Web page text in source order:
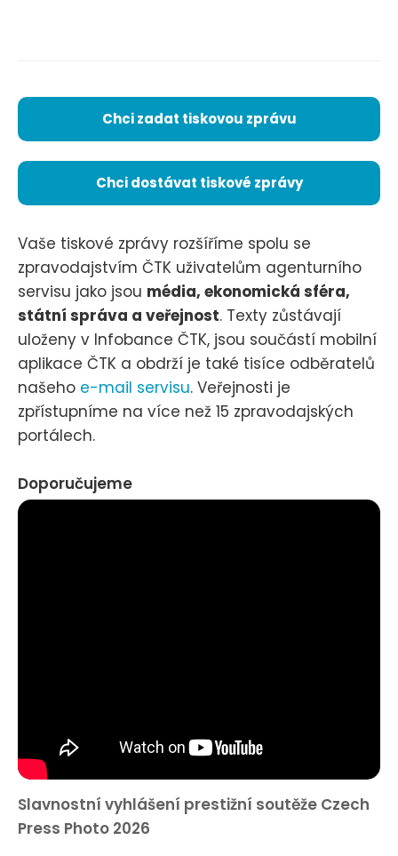
Chci zadat tiskovou zprávu
Chci dostávat tiskové zprávy
Vaše tiskové zprávy rozšíříme spolu se
zpravodajstvím ČTK uživatelům agenturního
servisu jako jsou média, ekonomická sféra,
státní správa a veřejnost. Texty zůstávají
uloženy v Infobance ČTK, jsou součástí mobilní
aplikace ČTK a obdrží je také tisíce odběratelů
našeho e-mail servisu. Veřejnosti je
zpřístupníme na více než 15 zpravodajských
portálech.
Doporučujeme
Slavnostní vyhlášení prestižní soutěže Czech
Press Photo 2026